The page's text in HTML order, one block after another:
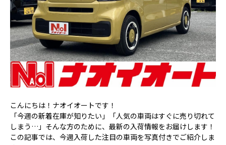
こんにちは！ナオイオートです！
「今週の新着在庫が知りたい」「人気の車両はすぐに売り切れて
しまう…」そんな方のために、最新の入荷情報をお届けします！
この記事では、今週入荷した注目の車両を写真付きでご紹介しま